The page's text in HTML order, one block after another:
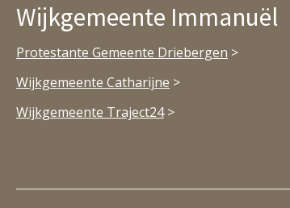
Wijkgemeente Immanuël
Protestante Gemeente Driebergen >
Wijkgemeente Catharijne >
Wijkgemeente Traject24>